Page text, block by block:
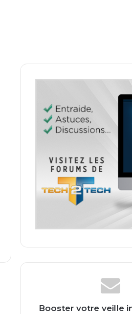
Booster votre veille